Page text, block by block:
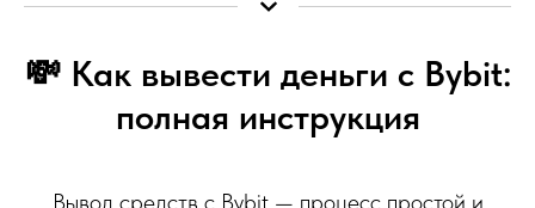
💸 Как вывести деньги с Bybit:
полная инструкция
Вывод средств с Bybit — процесс простой и